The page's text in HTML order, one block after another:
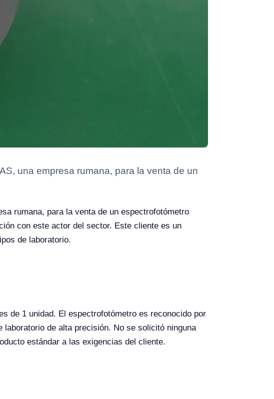
una empresa rumana, para la venta de un
rumana, para la venta de un espectrofotómetro
con este actor del sector. Este cliente es un
de laboratorio.
de 1 unidad. El espectrofotómetro es reconocido por
de alta precisión. No se solicitó ninguna
estándar a las exigencias del cliente.